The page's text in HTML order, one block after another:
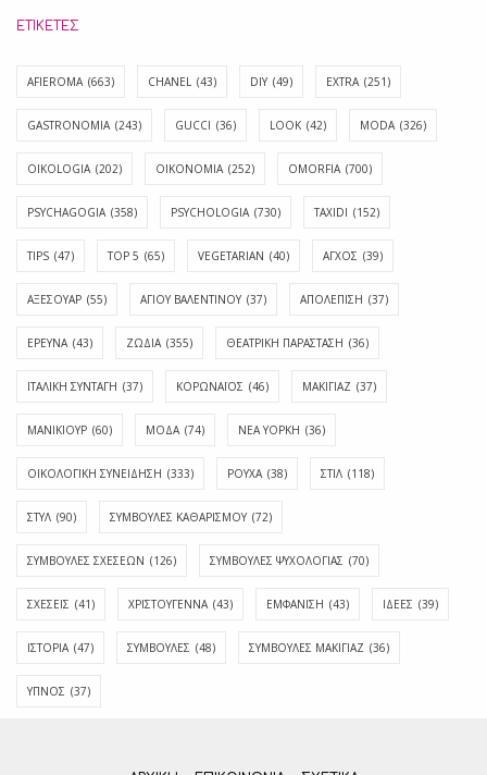
ΕΤΙΚΈΤΕΣ
AFIEROMA (663) CHANEL (43) DIY (49) EXTRA (251)
GASTRONOMIA (243) GUCCI (36) LOOK (42) MODA (326)
OIKOLOGIA (202) OIKONOMIA (252) OMORFIA (700)
PSYCHAGOGIA (358) PSYCHOLOGIA (730) TAXIDI (152)
TIPS (47) TOP 5 (65) VEGETARIAN (40) ΑΓΧΟΣ (39)
ΑΞΕΣΟΥΑΡ (55) ΑΓΊΟΥ ΒΑΛΕΝΤΊΝΟΥ (37) ΑΠΟΛΈΠΙΣΗ (37)
ΕΡΕΥΝΑ (43) ΖΩΔΙΑ (355) ΘΕΑΤΡΙΚΗ ΠΑΡΑΣΤΑΣΗ (36)
ΙΤΑΛΙΚΗ ΣΥΝΤΑΓΗ (37) ΚΟΡΩΝΑΪΟΣ (46) ΜΑΚΙΓΙΑΖ (37)
ΜΑΝΙΚΙΟΥΡ (60) ΜΟΔΑ (74) ΝΕΑ ΥΟΡΚΗ (36)
ΟΙΚΟΛΟΓΙΚΗ ΣΥΝΕΙΔΗΣΗ (333) ΡΟΥΧΑ (38) ΣΤΙΛ (118)
ΣΤΥΛ (90) ΣΥΜΒΟΥΛΕΣ ΚΑΘΑΡΙΣΜΟΥ (72)
ΣΥΜΒΟΥΛΕΣ ΣΧΕΣΕΩΝ (126) ΣΥΜΒΟΥΛΕΣ ΨΥΧΟΛΟΓΙΑΣ (70)
ΣΧΕΣΕΙΣ (41) ΧΡΙΣΤΟΥΓΕΝΝΑ (43) ΕΜΦΆΝΙΣΗ (43) ΙΔΈΕΣ (39)
ΙΣΤΟΡΊΑ (47) ΣΥΜΒΟΥΛΈΣ (48) ΣΥΜΒΟΥΛΈΣ ΜΑΚΙΓΙΆΖ (36)
ΎΠΝΟΣ (37)